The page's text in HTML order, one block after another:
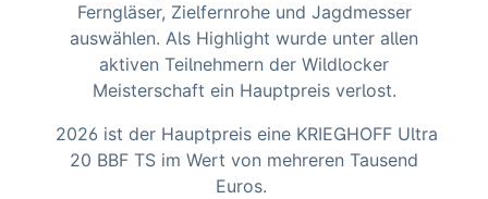
Ferngläser, Zielfernrohe und Jagdmesser
auswählen. Als Highlight wurde unter allen
aktiven Teilnehmern der Wildlocker
Meisterschaft ein Hauptpreis verlost.
2026 ist der Hauptpreis eine KRIEGHOFF Ultra
20 BBF TS im Wert von mehreren Tausend
Euros.